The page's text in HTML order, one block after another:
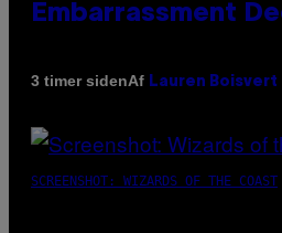
Embarrassment
3 timer sidenAf Lauren Boisvert
SCREENSHOT: WIZARDS OF THE COAST